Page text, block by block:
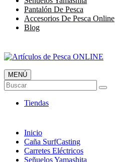
Pantalón De Pesca
Accesorios De Pesca Online
Blog
Artículos de Pesca ONLINE
Envió 24/7!!!
MENÚ
Buscar
Tiendas
Inicio
Caña SurfCasting
Carretes Eléctricos
Señuelos Yamashita